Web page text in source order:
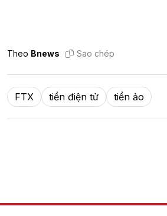
Theo Bnews Sao chép
FTX tiền điện tử tiền ảo